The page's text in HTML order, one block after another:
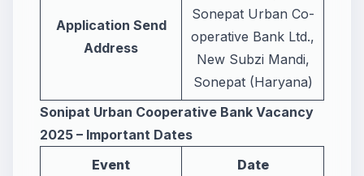
Application Send
Address
Sonepat Urban Co-
operative Bank Ltd.,
New Subzi Mandi,
Sonepat (Haryana)
Sonipat Urban Cooperative Bank Vacancy
2025 – Important Dates
Event
Date